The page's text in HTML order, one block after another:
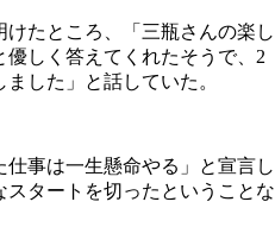
たところ、「三瓶さんの楽し
しく答えてくれたそうで、2
した」と話していた。
事は一生懸命やる」と宣言し
タートを切ったということな